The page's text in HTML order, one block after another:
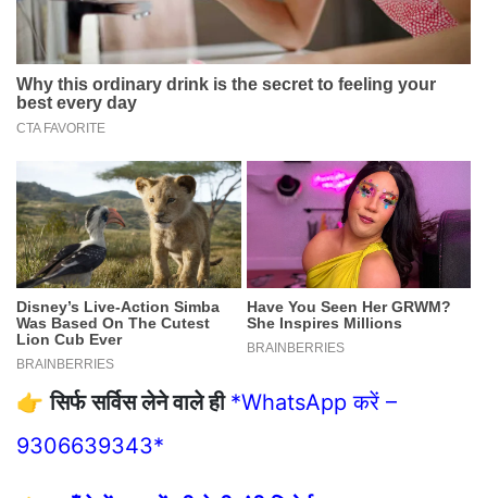
👉सिर्फ सर्विस लेने वाले ही *WhatsApp करें –
9306639343*